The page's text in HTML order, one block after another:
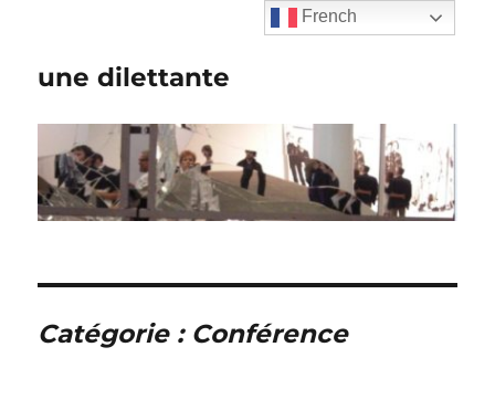
une dilettante
Catégorie : Conférence
French